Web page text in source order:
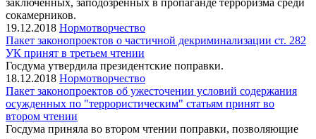
сокамерников.
19.12.2018 Нормотворчество
Пакет законопроектов о частичной декриминализации ст. 282
УК принят в третьем чтении
Госдума утвердила президентские поправки.
18.12.2018 Нормотворчество
Пакет законопроектов об ужесточении условий содержания
осужденных по "террористическим" статьям принят во
втором чтении
Госдума приняла во втором чтении поправки, позволяющие